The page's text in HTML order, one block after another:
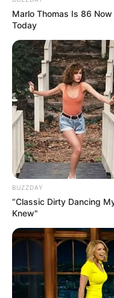
Links zu Museen,
Freilichtmuseen in
Wittenberg,
Rackith:
Schloss
inmitten eines
Heide besitzt mit
kann per
Kunstwanderweg
wurde 2007 ein
eröffnet, der
wurde. Es sind
Brandenburg
Region Flamen
Marlo Thomas Is 86
Today
BUZZDAY
“Classic Dirty Dancing
Knew"